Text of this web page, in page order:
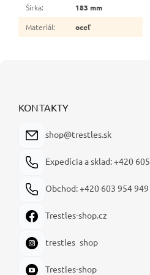
Šírka:
183 mm
Materiál: oceľ
KONTAKTY
shop@trestles.sk
Expedícia a sklad: +420
Obchod: +420 603 954 949
Trestles-shop.cz
trestles_shop
Trestles-shop